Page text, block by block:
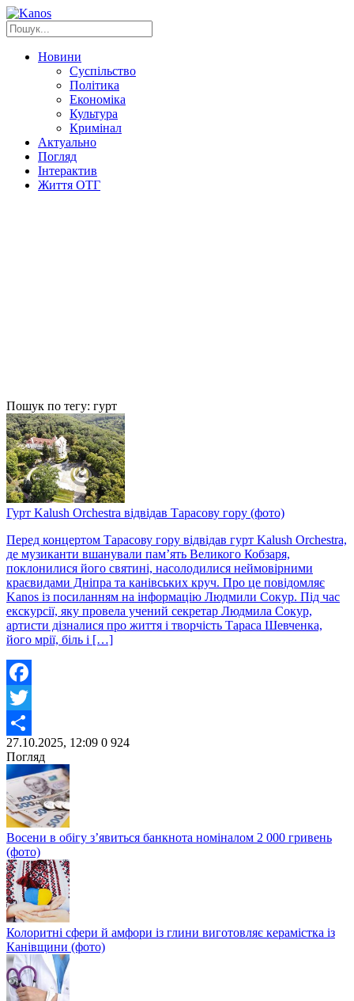
Новини
Суспільство
Політика
Економіка
Культура
Кримінал
Актуально
Погляд
Інтерактив
Життя ОТГ
Пошук по тегу: гурт
Гурт Kalush Orchestra відвідав Тарасову гору (фото)
Перед концертом Тарасову гору відвідав гурт Kalush Orchestra,
де музиканти вшанували памʼять Великого Кобзаря,
поклонилися його святині, насолодилися неймовірними
краєвидами Дніпра та канівських круч. Про це повідомляє
Kanos із посиланням на інформацію Людмили Сокур. Під час
екскурсії, яку провела учений секретар Людмила Сокур,
артисти дізналися про життя і творчість Тараса Шевченка,
його мрії, біль і […]
Facebook
Twitter
Share
27.10.2025, 12:09 0 924
Погляд
Восени в обігу з’явиться банкнота номіналом 2 000 гривень
(фото)
Колоритні сфери й амфори із глини виготовляє керамістка із
Канівщини (фото)